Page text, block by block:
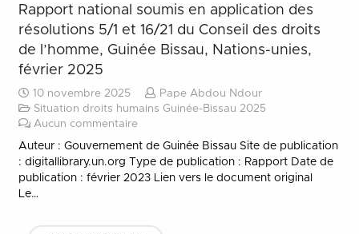
Rapport national soumis en application des
résolutions 5/1 et 16/21 du Conseil des droits
de l’homme, Guinée Bissau, Nations-unies,
février 2025
10 novembre 2025
Pape Abdou Ndour
Situation droits humains Guinée-Bissau 2025
Aucun commentaire
Auteur : Gouvernement de Guinée Bissau Site de publication
: digitallibrary.un.org Type de publication : Rapport Date de
publication : février 2023 Lien vers le document original
Le…